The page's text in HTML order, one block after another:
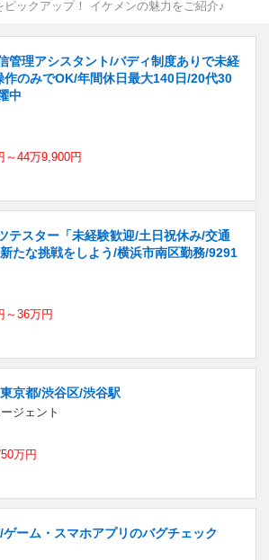
ピックアップ！ イケメンの魅力をご紹介♪
管理アシスタント/バディ制度ありで未経
作のみでOK/年間休日最大140日/20代30
中
～44万9,900円
テスター「未経験歓迎/土日祝休み/交通
たな挑戦をしよう/横浜市南区勤務/9291
～36万円
京都/渋谷区/渋谷駅
ジェント
万円
ーム・スマホアプリのバグチェック